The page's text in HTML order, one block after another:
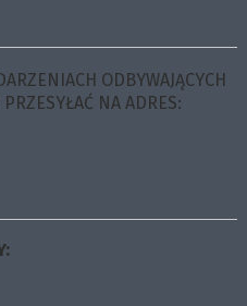
ODBYWAJĄCYCH
NA ADRES: